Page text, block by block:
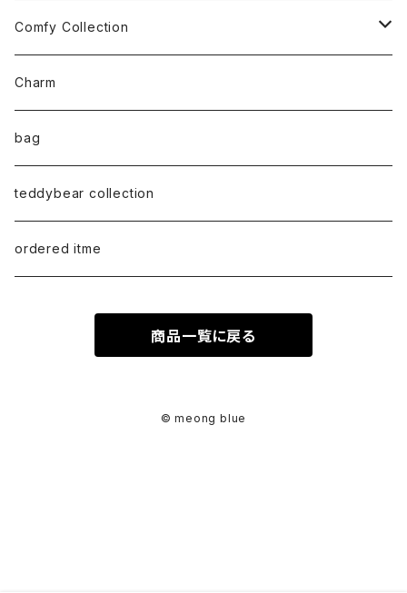
necklace
bracelet
anklet
earring
shoulder
M size
L size
ML（12ｘ8）
tote style
紅籐 / arorog / Lacak bag
Comfy Collection
T-shirt
Long sleeve
Sweat
Charm
bag
teddybear collection
ordered itme
商品一覧に戻る
© meong blue